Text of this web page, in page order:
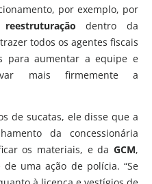
por exemplo, por
reestruturação dentro da
todos os agentes fiscais
para aumentar a equipe e
mais firmemente a
de sucatas, ele disse que a
da concessionária
os materiais, e da GCM,
uma ação de polícia. “Se